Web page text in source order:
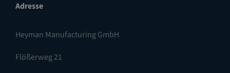
Adresse
Heyman Manufacturing GmbH
Flößerweg 21